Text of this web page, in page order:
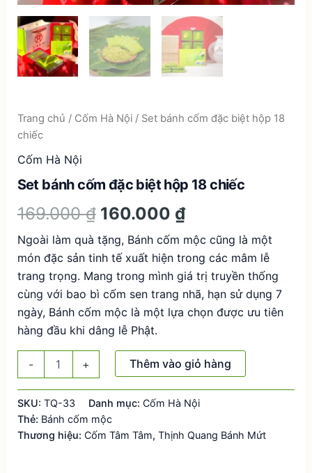
Trang chủ / Cốm Hà Nội/ Set bánh cốm đặc biệt hộp 18
chiếc
Cốm Hà Nội
Set bánh cốm đặc biệt hộp 18 chiếc
169.000₫ Giá
gốc
là:
169.000 ₫.
160.000 ₫Giá
hiện
tại
là:
160.000 ₫.
Ngoài làm quà tặng, Bánh cốm mộc cũng là một
món đặc sản tinh tế xuất hiện trong các mâm lễ
trang trọng. Mang trong mình giá trị truyền thống
cùng với bao bì cốm sen trang nhã, hạn sử dụng 7
ngày, Bánh cốm mộc là một lựa chọn được ưu tiên
hàng đầu khi dâng lễ Phật.
-
đặc
biệt
hộp
18
+ Thêm vào giỏ hàng
SKU: TQ-33 Danh mục: Cốm Hà Nội
Thẻ: Bánh cốm mộc
Thương hiệu: Cốm Tâm Tâm, Thịnh Quang Bánh Mứt